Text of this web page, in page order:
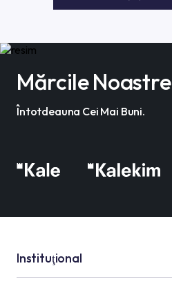
Mărcile Noastre
Întotdeauna Cei Mai Buni.
Instituţional